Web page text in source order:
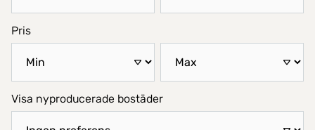
Pris
Visa nyproducerade bostäder